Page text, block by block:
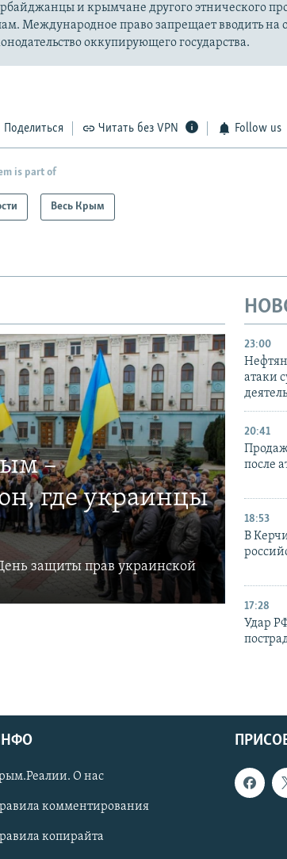
и крымчане другого этнического
Международное право запрещает вводить
оккупирующего государства.
Поделиться Читать без VPN Follow us
is part of
Весь Крым
–
где украинцы
защиты прав украинской
23:00
атаки
20:41
после
18:53
В
17:28
Удар
О нас
комментирования
копирайта